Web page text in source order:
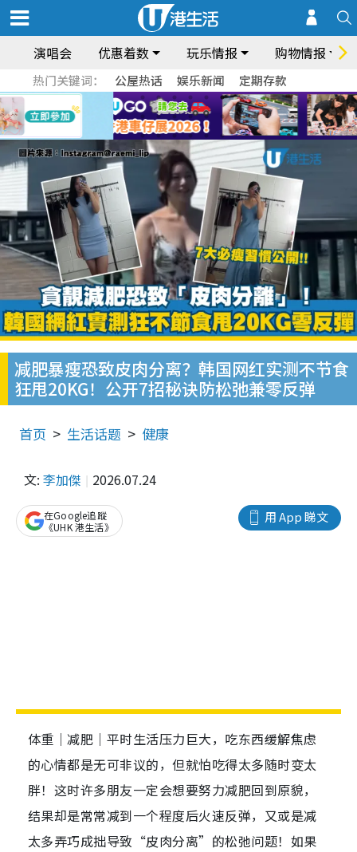
演唱会 优惠着数 玩乐情报 购物情报
热门关键词： 公屋热话 娱乐新闻 定期存款
减肥暴瘦恐致皮肉分离？韩国网红实测不节食
狂甩20KG！公开7招秘诀防松弛兼零反弹
首页 生活话题 健康
文: 李加傑 2026.07.24
用 App 睇文
在Google追蹤
《UHK 港生活》
体重｜减肥｜平时生活压力巨大，吃东西缓解焦虑
的心情都是无可非议的，但就怕吃得太多随时变太
胖！这时许多朋友一定会想要努力减肥回到原貌，
结果却是常常减到一个程度后火速反弹，又或是减
太多弄巧成拙导致“皮肉分离”的松弛问题！如果